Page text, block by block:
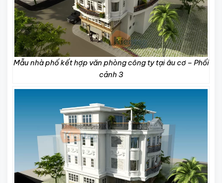
Mẫu nhà phố kết hợp văn phòng công ty tại âu cơ – Phối
cảnh 3